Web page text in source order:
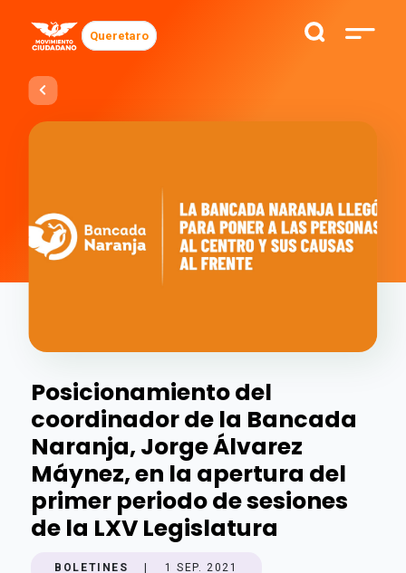
Queretaro
Posicionamiento del
coordinador de la Bancada
Naranja, Jorge Álvarez
Máynez, en la apertura del
primer periodo de sesiones
de la LXV Legislatura
BOLETINES 1 SEP. 2021